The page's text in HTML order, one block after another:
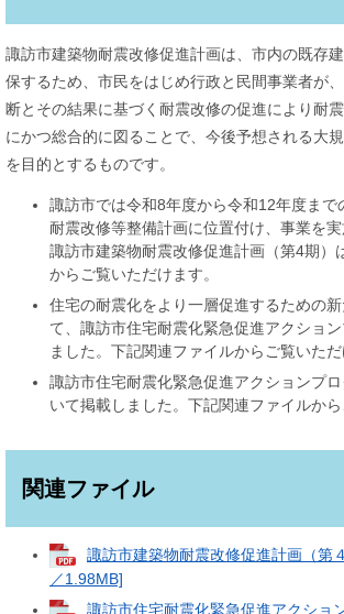
諏訪市建築物耐震改修促進計画は、市内の既存
保するため、市民をはじめ行政と民間事業者が
断とその結果に基づく耐震改修の促進により耐
にかつ総合的に図ることで、今後予想される大
を目的とするものです。
諏訪市では令和8年度から令和12年度まで
耐震改修等整備計画に位置付け、事業を実
諏訪市建築物耐震改修促進計画（第4期）
からご覧いただけます。
住宅の耐震化をより一層促進するための
て、諏訪市住宅耐震化緊急促進アクショ
ました。下記関連ファイルからご覧いただ
諏訪市住宅耐震化緊急促進アクションプ
いて掲載しました。下記関連ファイルから
関連ファイル
諏訪市建築物耐震改修促進計画（第
／1.98MB]
諏訪市住宅耐震化緊急促進アクショ